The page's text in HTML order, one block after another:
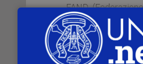
FAND
condivisa
realizzazione di un
Le iniziative, come